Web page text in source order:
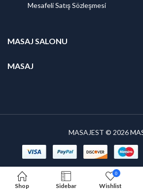
Mesafeli Satış Sözleşmesi
MASAJ SALONU
MASAJ
MASAJEST © 2026
Shop Sidebar
0
Wishlist